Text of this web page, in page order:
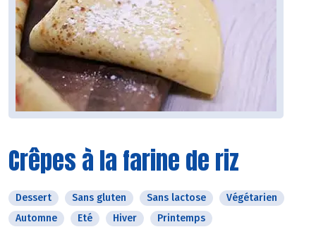
Crêpes à la farine de riz
Dessert Sans gluten Sans lactose
Végétarien
Automne
Eté Hiver Printemps